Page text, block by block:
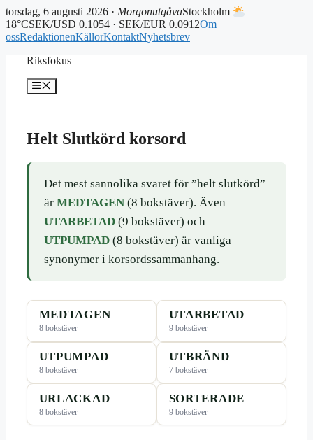
torsdag, 6 augusti 2026 · MorgonutgåvaStockholm
18°CSEK/USD 0.1054 · SEK/EUR 0.0912Om
ossRedaktionenKällorKontaktNyhetsbrev
Riksfokus
Meny
Helt Slutkörd korsord
Det mest sannolika svaret för ”helt slutkörd”
är MEDTAGEN(8 bokstäver). Även
UTARBETAD(9 bokstäver) och
UTPUMPAD(8 bokstäver) är vanliga
synonymer i korsordssammanhang.
MEDTAGEN
8 bokstäver
UTARBETAD
9 bokstäver
UTPUMPAD
8 bokstäver
UTBRÄND
7 bokstäver
URLACKAD
8 bokstäver
SORTERADE
9 bokstäver